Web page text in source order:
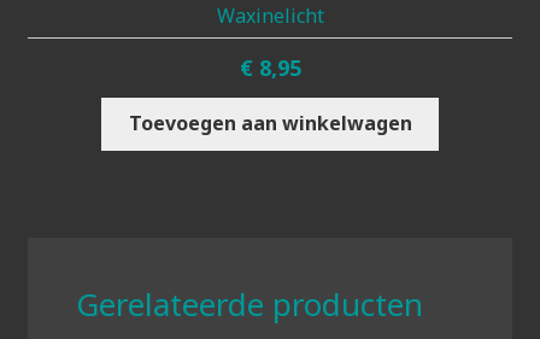
Waxinelicht
€ 8,95
Toevoegen aan winkelwagen
Gerelateerde producten